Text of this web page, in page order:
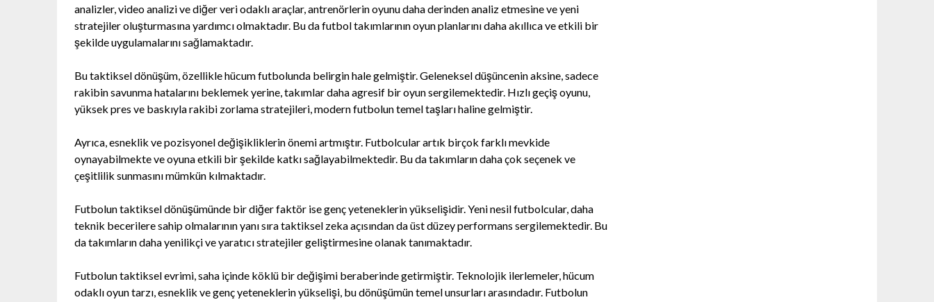
analizler, video analizi ve diğer veri odaklı araçlar, antrenörlerin oyunu daha derinden analiz etmesine ve yeni
stratejiler oluşturmasına yardımcı olmaktadır. Bu da futbol takımlarının oyun planlarını daha akıllıca ve etkili bir
şekilde uygulamalarını sağlamaktadır.
Bu taktiksel dönüşüm, özellikle hücum futbolunda belirgin hale gelmiştir. Geleneksel düşüncenin aksine, sadece
rakibin savunma hatalarını beklemek yerine, takımlar daha agresif bir oyun sergilemektedir. Hızlı geçiş oyunu,
yüksek pres ve baskıyla rakibi zorlama stratejileri, modern futbolun temel taşları haline gelmiştir.
Ayrıca, esneklik ve pozisyonel değişikliklerin önemi artmıştır. Futbolcular artık birçok farklı mevkide
oynayabilmekte ve oyuna etkili bir şekilde katkı sağlayabilmektedir. Bu da takımların daha çok seçenek ve
çeşitlilik sunmasını mümkün kılmaktadır.
Futbolun taktiksel dönüşümünde bir diğer faktör ise genç yeteneklerin yükselişidir. Yeni nesil futbolcular, daha
teknik becerilere sahip olmalarının yanı sıra taktiksel zeka açısından da üst düzey performans sergilemektedir. Bu
da takımların daha yenilikçi ve yaratıcı stratejiler geliştirmesine olanak tanımaktadır.
Futbolun taktiksel evrimi, saha içinde köklü bir değişimi beraberinde getirmiştir. Teknolojik ilerlemeler, hücum
odaklı oyun tarzı, esneklik ve genç yeteneklerin yükselişi, bu dönüşümün temel unsurları arasındadır. Futbolun